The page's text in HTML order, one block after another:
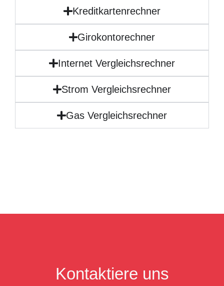
Kreditkartenrechner
Girokontorechner
Internet Vergleichsrechner
Strom Vergleichsrechner
Gas Vergleichsrechner
Kontaktiere uns